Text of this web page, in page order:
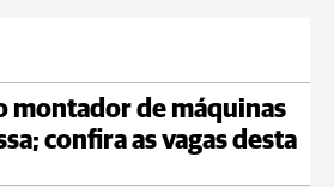
montador de máquinas
confira as vagas desta